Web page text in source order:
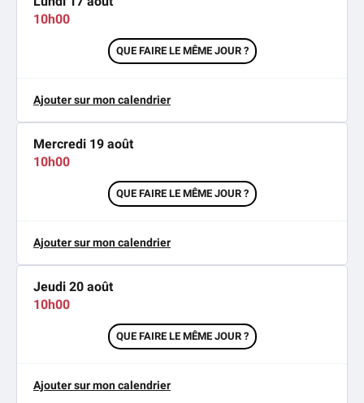
10h00
QUE FAIRE LE MÊME JOUR ?
Ajouter sur mon calendrier
Mercredi 19 août
10h00
QUE FAIRE LE MÊME JOUR ?
Ajouter sur mon calendrier
Jeudi 20 août
10h00
QUE FAIRE LE MÊME JOUR ?
Ajouter sur mon calendrier